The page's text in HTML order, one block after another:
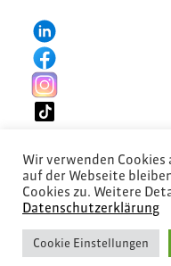
© 2026
Wir verwenden Cookies
auf der Webseite
Cookies zu. Weitere
Datenschutzerklärung
Cookie Einstellungen